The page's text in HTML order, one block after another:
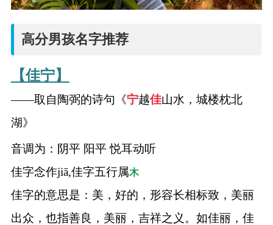
高分男孩名字推荐
【佳宁】
——取自陶弼的诗句《宁越佳山水，城楼枕北
湖》
音调为：阴平 阳平 悦耳动听
佳字念作jiā,佳字五行属木
佳字的意思是：美，好的，形容长相标致，美丽
出众，也指善良，美丽，吉祥之义。如佳丽，佳